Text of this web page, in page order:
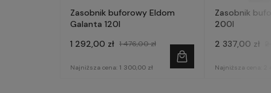
Zasobnik buforowy Eldom
Galanta 120l
1 292,00 zł 1 476,00 zł
Najniższa cena: 1 300,00 zł
Zasobnik
200l
2 337,00 zł
Najniższa cena: